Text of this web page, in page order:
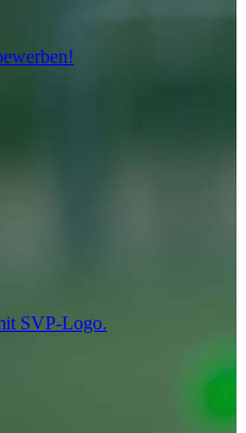
SVP-Logo.